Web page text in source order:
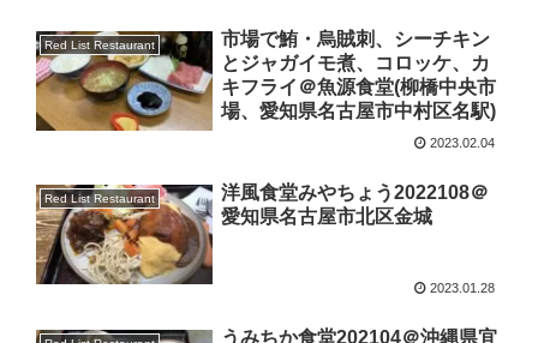
Red List Restaurant
市場で鮪・烏賊刺、シーチキン
とジャガイモ煮、コロッケ、カ
キフライ＠魚源食堂(柳橋中央市
場、愛知県名古屋市中村区名駅)
2023.02.04
Red List Restaurant
洋風食堂みやちょう2022108＠
愛知県名古屋市北区金城
2023.01.28
うみちか食堂202104＠沖縄県宜